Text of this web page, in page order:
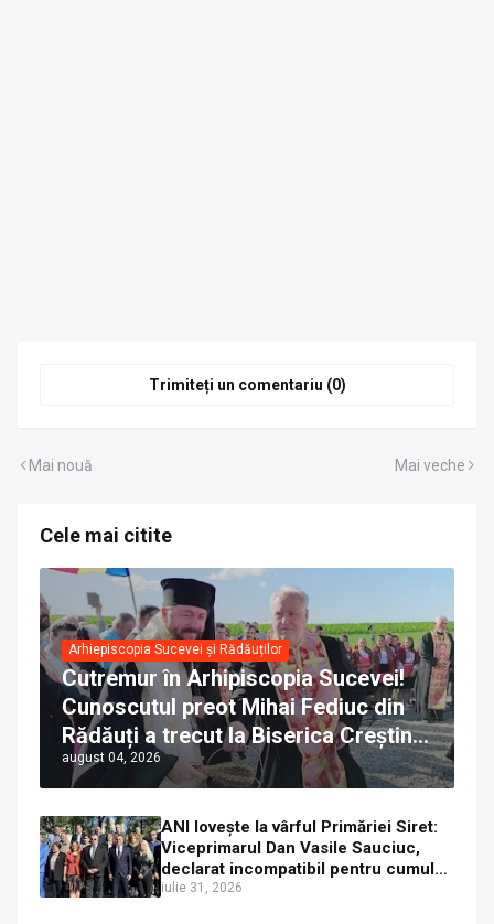
Trimiteți un comentariu (0)
Mai nouă Mai veche
Cele mai citite
Arhiepiscopia Sucevei și Rădăuților
Cutremur în Arhipiscopia Sucevei!
Cunoscutul preot Mihai Fediuc din
Rădăuți a trecut la Biserica Creștină
Ortodoxă Valahă. ÎPS Calinic anunță
că îi pregătește judecata canonică
august 04, 2026
ANI lovește la vârful Primăriei Siret:
Viceprimarul Dan Vasile Sauciuc,
declarat incompatibil pentru cumul
de funcții
iulie 31, 2026